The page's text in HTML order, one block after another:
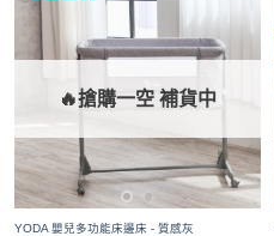
🔥搶購一空 補貨中
YODA 嬰兒多功能床邊床 - 質感灰